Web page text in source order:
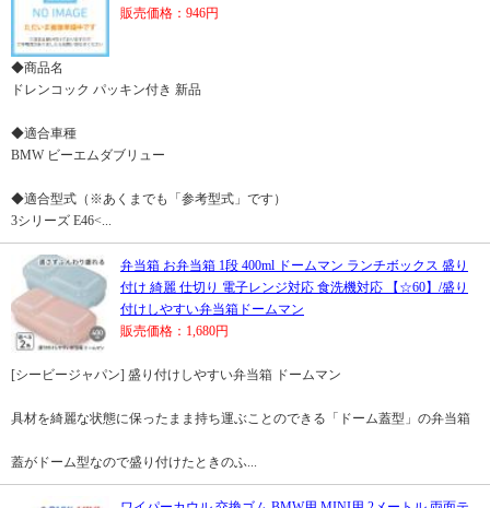
販売価格：946円
◆商品名
ドレンコック パッキン付き 新品
◆適合車種
BMW ビーエムダブリュー
◆適合型式（※あくまでも「参考型式」です）
3シリーズ E46<...
弁当箱 お弁当箱 1段 400ml ドームマン ランチボックス 盛り
付け 綺麗 仕切り 電子レンジ対応 食洗機対応 【☆60】/盛り
付けしやすい弁当箱ドームマン
販売価格：1,680円
[シービージャパン] 盛り付けしやすい弁当箱 ドームマン
具材を綺麗な状態に保ったまま持ち運ぶことのできる「ドーム蓋型」の弁当箱
蓋がドーム型なので盛り付けたときのふ...